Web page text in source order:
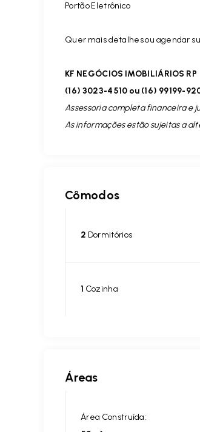
Portão Eletrônico
Quer mais detalhes ou agendar
KF NEGÓCIOS IMOBILIÁRIOS RP
(16) 3023-4510 ou (16) 99199-
Assessoria completa financeira e
As informações estão sujeitas a
Cômodos
2 Dormitórios
1 Cozinha
Áreas
Área Construída: